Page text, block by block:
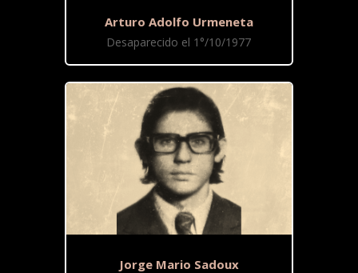
Arturo Adolfo Urmeneta
Desaparecido el 1°/10/1977
Jorge Mario Sadoux